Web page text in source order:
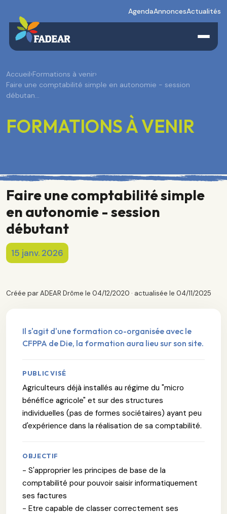
AgendaAnnoncesActualités
Accueil›Formations à venir›
Faire une comptabilité simple en autonomie - session
débutan…
FORMATIONS À VENIR
Faire une comptabilité simple
en autonomie - session
débutant
15 janv. 2026
Créée par ADEAR Drôme le 04/12/2020 · actualisée le 04/11/2025
Il s'agit d'une formation co-organisée avec le
CFPPA de Die, la formation aura lieu sur son site.
PUBLIC VISÉ
Agriculteurs déjà installés au régime du "micro
bénéfice agricole" et sur des structures
individuelles (pas de formes sociétaires) ayant peu
d'expérience dans la réalisation de sa comptabilité.
OBJECTIF
- S'approprier les principes de base de la
comptabilité pour pouvoir saisir informatiquement
ses factures
- Etre capable de classer correctement ses